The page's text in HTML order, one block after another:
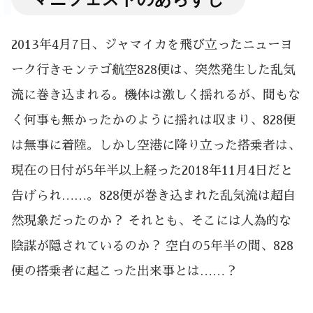
2013年4月7日、ジャマイカを飛び立ったニューヨ
ーク行きモンテゴ航空828便は、突然発生した乱気
流に巻き込まれる。機体は激しく揺れるが、間もな
く何事も無かったかのように揺れは収まり、828便
は無事に着陸。しかし空港に降り立った搭乗者は、
現在の日付が5年半以上経った2018年11月4日だと
告げられ……。828便が巻き込まれた乱気流は超自
然現象だったのか？ それとも、そこには人為的な
陰謀が隠されているのか？ 空白の5年半の間、828
便の搭乗者に起こった出来事とは……？